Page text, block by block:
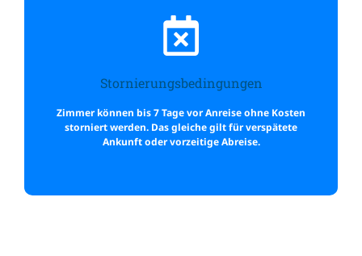
Direkt buchen lohnt sich!
Wir würden uns freuen, Sie bei uns begrüssen zu dürfen!
Stornierungsbedingungen
Zimmer können bis 7 Tage vor Anreise ohne Kosten
storniert werden. Das gleiche gilt für verspätete
Ankunft oder vorzeitige Abreise.